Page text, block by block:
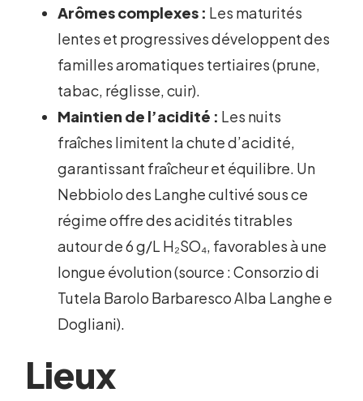
Arômes complexes : Les maturités
lentes et progressives développent des
familles aromatiques tertiaires (prune,
tabac, réglisse, cuir).
Maintien de l’acidité : Les nuits
fraîches limitent la chute d’acidité,
garantissant fraîcheur et équilibre. Un
Nebbiolo des Langhe cultivé sous ce
régime offre des acidités titrables
autour de 6 g/L H₂SO₄, favorables à une
longue évolution (source : Consorzio di
Tutela Barolo Barbaresco Alba Langhe e
Dogliani).
Lieux